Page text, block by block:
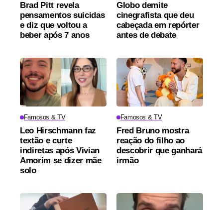
Brad Pitt revela
pensamentos suicidas
e diz que voltou a
beber após 7 anos
Globo demite
cinegrafista que deu
cabeçada em repórter
antes de debate
Famosos & TV
Leo Hirschmann faz
textão e curte
indiretas após Vivian
Amorim se dizer mãe
solo
Famosos & TV
Fred Bruno mostra
reação do filho ao
descobrir que ganhará
irmão